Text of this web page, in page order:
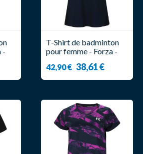
-
T-Shirt de badminton
pour femme - Forza -
42,90 € 38,61 €